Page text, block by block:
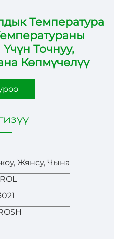
Температура
Точнуу,
Көпмүчөлүү
Жянсу, Чына